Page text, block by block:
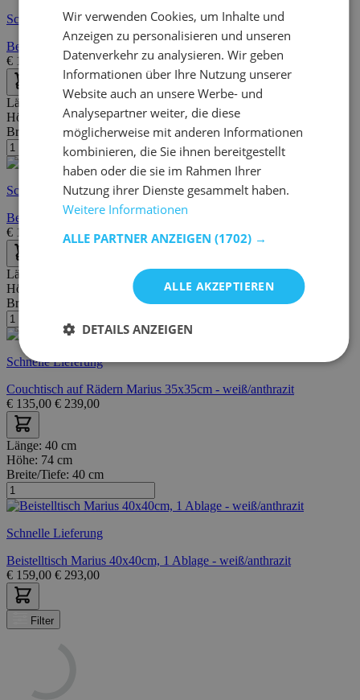
Schnelle Lieferung
Beistelltisch Samuel groß 56x30cm - Eiche massiv
€ 179,00 €298,00
Länge:
40 cm
Höhe:
55 cm
Breite/Tiefe:40 cm
Schnelle Lieferung
Beistelltisch Marius 40x40cm, 1 Schublade - weiß/anthrazit
€ 179,00 312,00
Länge:
Höhe:
Breite/Tiefe:
Schnelle Lieferung
Couchtisch auf Rädern Marius 35x35cm - weiß/anthrazit
€ 135,00 € 239,00
Länge: 40 cm
Höhe: 74 cm
Breite/Tiefe: 40 cm
Schnelle Lieferung
Beistelltisch Marius 40x40cm, 1 Ablage - weiß/anthrazit
€ 159,00 € 293,00
Filter
Wir verwenden Cookies, um Inhalte und
Anzeigen zu personalisieren und unseren
Datenverkehr zu analysieren. Wir geben
Informationen über Ihre Nutzung unserer
Website auch an unsere Werbe- und
Analysepartner weiter, die diese
möglicherweise mit anderen Informationen
kombinieren, die Sie ihnen bereitgestellt
haben oder die sie im Rahmen Ihrer
Nutzung ihrer Dienste gesammelt haben.
Weitere Informationen
ALLE PARTNER ANZEIGEN (1702) →
ALLE AKZEPTIEREN
DETAILS ANZEIGEN